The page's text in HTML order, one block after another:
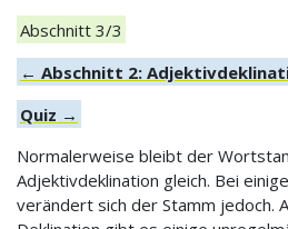
Abschnitt 3/3
← Abschnitt 2:
Quiz →
Normalerweise bleibt der
Adjektivdeklination gleich. Bei
verändert sich der Stamm jedoch.